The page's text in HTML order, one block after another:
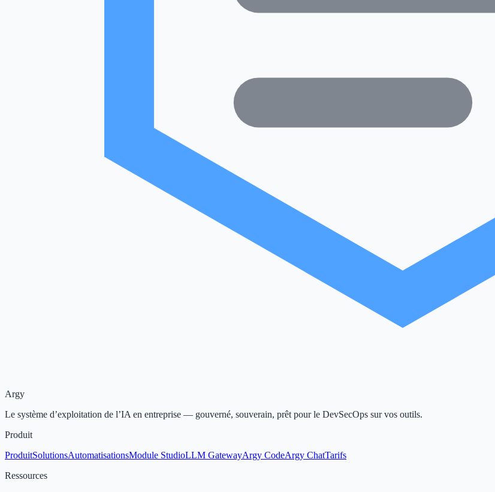
Argy
Le système d’exploitation de l’IA en entreprise — gouverné, souverain, prêt pour le DevSecOps sur vos outils.
Produit
ProduitSolutionsAutomatisationsModule StudioLLM GatewayArgy CodeArgy ChatTarifs
Ressources